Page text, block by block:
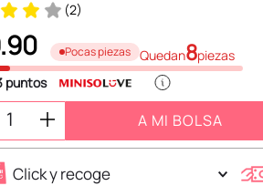
(2)
.90 Pocas piezas Quedan8piezas
puntos
A MI BOLSA
Click y recoge